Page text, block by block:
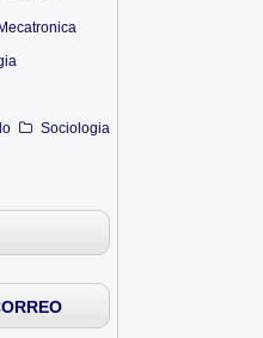
Sociologia